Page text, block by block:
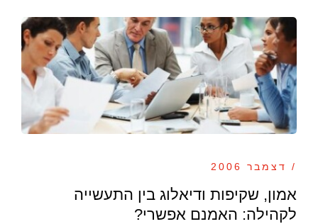
/ דצמבר 2006
אמון, שקיפות ודיאלוג בין התעשייה
לקהילה: האמנם אפשרי?